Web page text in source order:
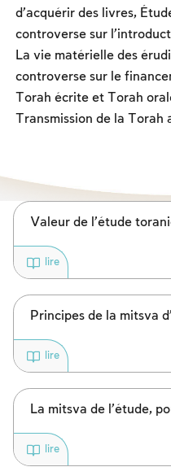
Yom Kipour
La fête de Soukot
Les jeûnes liés à la
Hanouca
d’acquérir des livres,
controverse sur
La vie matérielle des
controverse sur le
Torah écrite et Torah
Transmission de la Torah
Valeur de l’étude
lire
Principes de la mitsva
lire
La mitsva de l’étude,
lire